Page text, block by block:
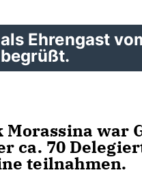
Ehrengast
Morassina war
ca. 70
teilnahmen.